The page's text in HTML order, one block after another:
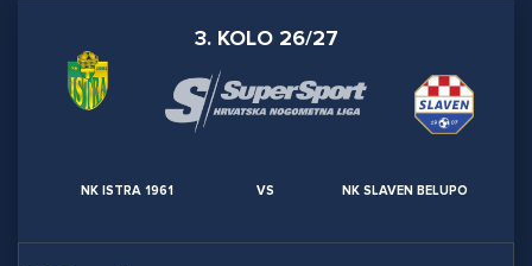
3. KOLO 26/27
NK ISTRA 1961 VS NK SLAVEN BELUPO